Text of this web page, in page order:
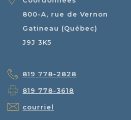
800-A, rue de Vernon
Gatineau (Québec)
J9J 3K5
819 778-2828
819 778-3618
courriel